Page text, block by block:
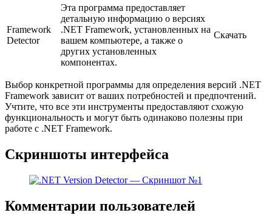
Framework
Detector
Эта программа предоставляет
детальную информацию о версиях
.NET Framework, установленных на
вашем компьютере, а также о
других установленных
компонентах.
Скачать
Выбор конкретной программы для определения версий .NET
Framework зависит от ваших потребностей и предпочтений.
Учтите, что все эти инструменты предоставляют схожую
функциональность и могут быть одинаково полезны при
работе с .NET Framework.
Скриншоты интерфейса
Комментарии пользователей